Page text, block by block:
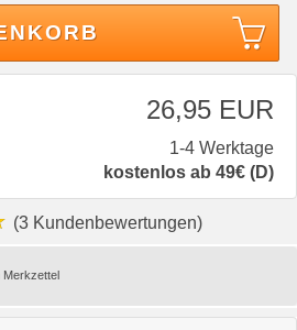
26,95 EUR
1-4 Werktage
kostenlos ab 49€ (D)
(3 Kundenbewertungen)